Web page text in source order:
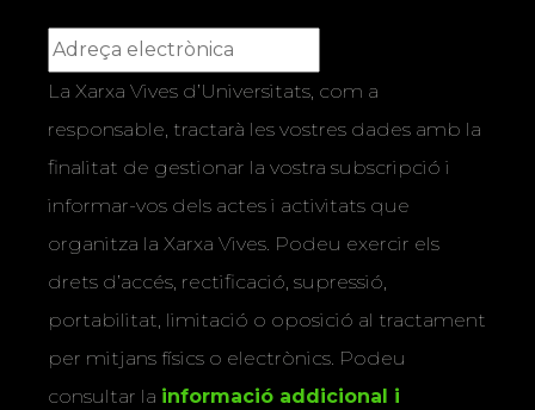
La Xarxa Vives d’Universitats, com a
responsable, tractarà les vostres dades amb la
finalitat de gestionar la vostra subscripció i
informar-vos dels actes i activitats que
organitza la Xarxa Vives. Podeu exercir els
drets d’accés, rectificació, supressió,
portabilitat, limitació o oposició al tractament
per mitjans físics o electrònics. Podeu
consultar la informació addicional i